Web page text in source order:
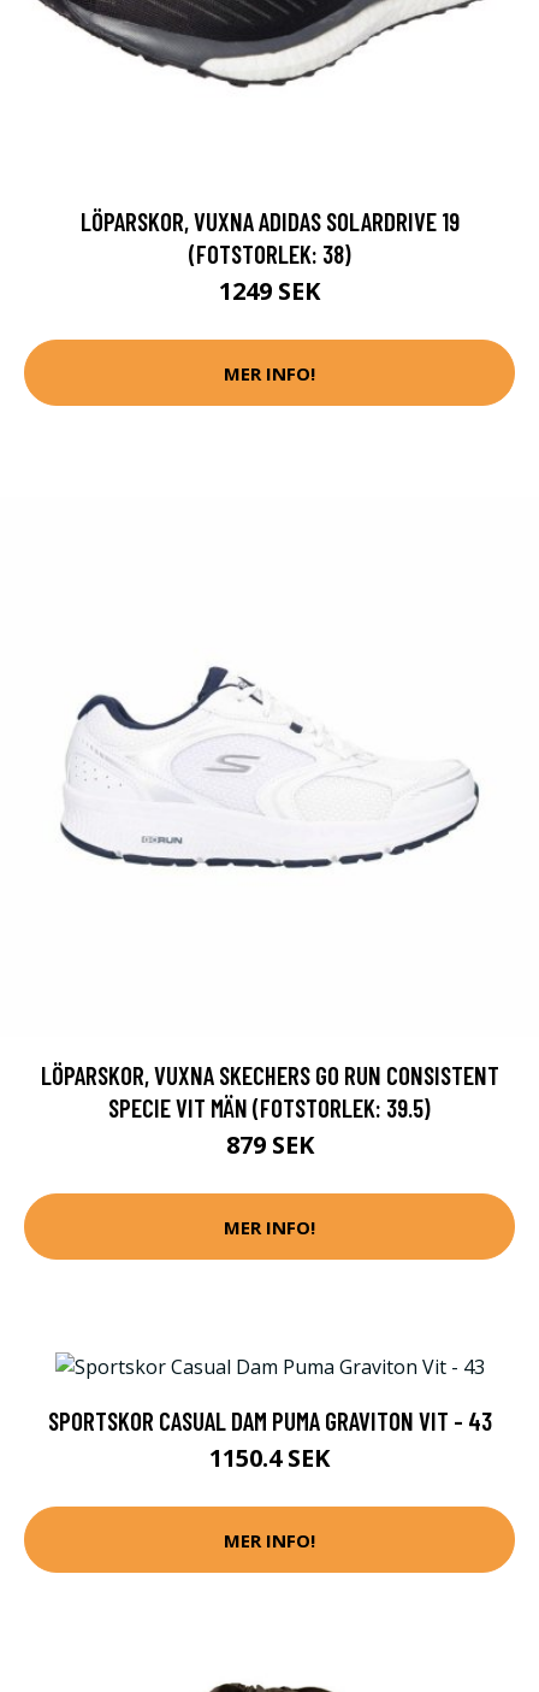
LÖPARSKOR, VUXNA ADIDAS SOLARDRIVE 19
(FOTSTORLEK: 38)
1249 SEK
MER INFO!
LÖPARSKOR, VUXNA SKECHERS GO RUN CONSISTENT
SPECIE VIT MÄN (FOTSTORLEK: 39.5)
879 SEK
MER INFO!
SPORTSKOR CASUAL DAM PUMA GRAVITON VIT - 43
1150.4 SEK
MER INFO!